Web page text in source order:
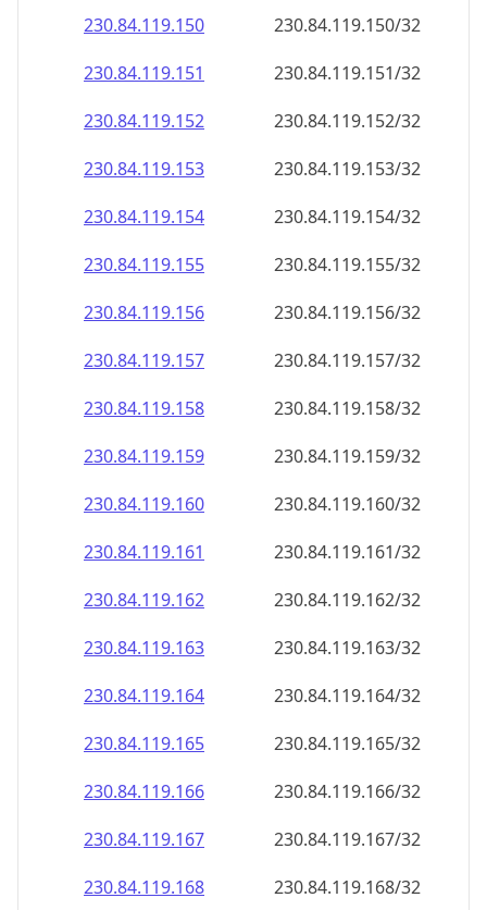
230.84.119.150
230.84.119.150/32
230.84.119.151
230.84.119.151/32
230.84.119.152
230.84.119.152/32
230.84.119.153
230.84.119.153/32
230.84.119.154
230.84.119.154/32
230.84.119.155
230.84.119.155/32
230.84.119.156
230.84.119.156/32
230.84.119.157
230.84.119.157/32
230.84.119.158
230.84.119.158/32
230.84.119.159
230.84.119.159/32
230.84.119.160
230.84.119.160/32
230.84.119.161
230.84.119.161/32
230.84.119.162
230.84.119.162/32
230.84.119.163
230.84.119.163/32
230.84.119.164
230.84.119.164/32
230.84.119.165
230.84.119.165/32
230.84.119.166
230.84.119.166/32
230.84.119.167
230.84.119.167/32
230.84.119.168
230.84.119.168/32